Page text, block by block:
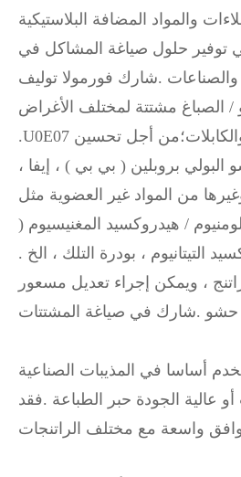
والمواد المضافة البلاستيكية
حلول صياغة المشاكل في
والصناعات .شارك فورمولا توليف
مشتتة لمختلف الأغراض
.U0E07 مناسبة للكابلات والكابلات؛من أجل تحسين
البولي بروبلين ( بي بي ) ، إيفا ،
من المواد غير العضوية مثل
/ هيدروكسيد المغنيسيوم (
التيتانيوم ، بودرة التلك ، الخ .
، ويمكن إجراء تعديل مسعور
.شارك في صياغة المشتتات
أساسا في المذيبات الصناعية
أو عالية الجودة حبر الطباعة .فقد